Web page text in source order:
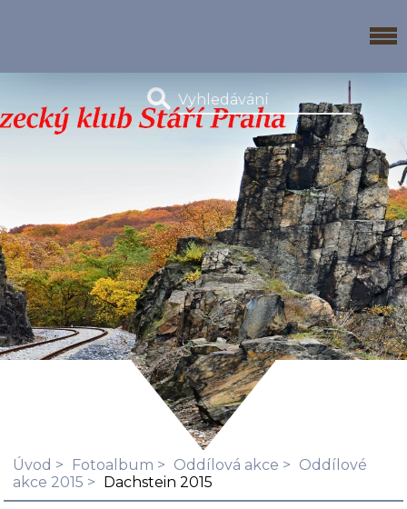
Úvod Fotoalbum Oddílová akce
Oddílové
akce 2015
Dachstein 2015